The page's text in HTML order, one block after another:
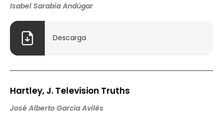
Isabel Sarabia Andúgar
Descarga
Hartley, J. Television Truths
José Alberto García Avilés